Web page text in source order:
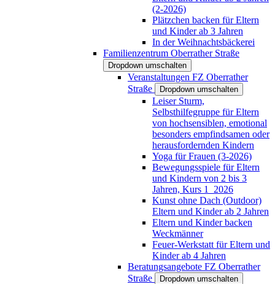
(2-2026)
Plätzchen backen für Eltern
und Kinder ab 3 Jahren
In der Weihnachtsbäckerei
Familienzentrum Oberrather Straße
Dropdown umschalten
Veranstaltungen FZ Oberrather
Straße
Dropdown umschalten
Leiser Sturm,
Selbsthilfegruppe für Eltern
von hochsensiblen, emotional
besonders empfindsamen oder
herausfordernden Kindern
Yoga für Frauen (3-2026)
Bewegungsspiele für Eltern
und Kindern von 2 bis 3
Jahren, Kurs 1_2026
Kunst ohne Dach (Outdoor)
Eltern und Kinder ab 2 Jahren
Eltern und Kinder backen
Weckmänner
Feuer-Werkstatt für Eltern und
Kinder ab 4 Jahren
Beratungsangebote FZ Oberrather
Straße
Dropdown umschalten